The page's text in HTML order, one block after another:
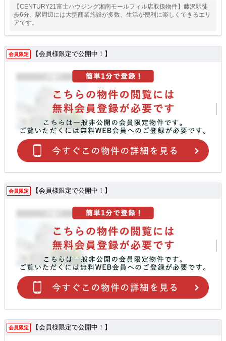
【CENTURY21富士ハウジング湘南モールフィル店取扱物件】藤沢駅徒
歩6分、駅周辺には大型商業施設が多数、生活が便利に楽しくできるエリ
アです。
会員限定 【会員様限定で公開中！】
会員限定 【会員様限定で公開中！】
会員限定 【会員様限定で公開中！】